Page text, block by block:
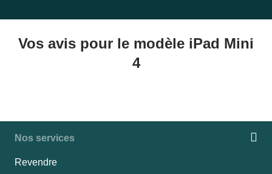
Vos avis pour le modèle iPad Mini
4
Nos services
Revendre